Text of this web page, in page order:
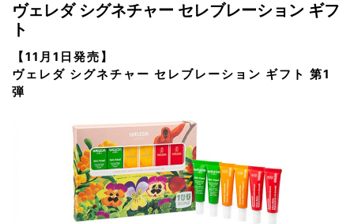
ヴェレダ シグネチャー セレブレーション ギフ
ト
【11月1日発売】
ヴェレダ シグネチャー セレブレーション ギフト 第1
弾